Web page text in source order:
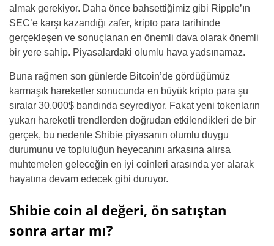
almak gerekiyor. Daha önce bahsettiğimiz gibi Ripple’ın
SEC’e karşı kazandığı zafer, kripto para tarihinde
gerçekleşen ve sonuçlanan en önemli dava olarak önemli
bir yere sahip. Piyasalardaki olumlu hava yadsınamaz.
Buna rağmen son günlerde Bitcoin’de gördüğümüz
karmaşık hareketler sonucunda en büyük kripto para şu
sıralar 30.000$ bandında seyrediyor. Fakat yeni tokenların
yukarı hareketli trendlerden doğrudan etkilendikleri de bir
gerçek, bu nedenle Shibie piyasanın olumlu duygu
durumunu ve topluluğun heyecanını arkasına alırsa
muhtemelen geleceğin en iyi coinleri arasında yer alarak
hayatına devam edecek gibi duruyor.
Shibie coin al değeri, ön satıştan
sonra artar mı?